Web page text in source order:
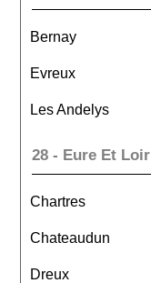
Bernay
Evreux
Les Andelys
28 - Eure Et Loir
Chartres
Chateaudun
Dreux